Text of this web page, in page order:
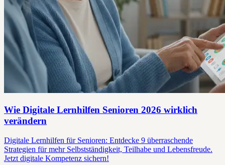
Wie Digitale Lernhilfen Senioren 2026 wirklich
verändern
Digitale Lernhilfen für Senioren: Entdecke 9 überraschende
Strategien für mehr Selbstständigkeit, Teilhabe und Lebensfreude.
Jetzt digitale Kompetenz sichern!